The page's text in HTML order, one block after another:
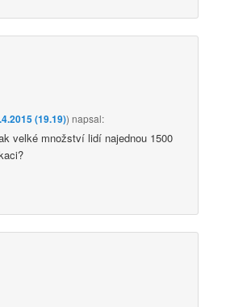
(19.19))napsal:
velké množství lidí najednou 1500